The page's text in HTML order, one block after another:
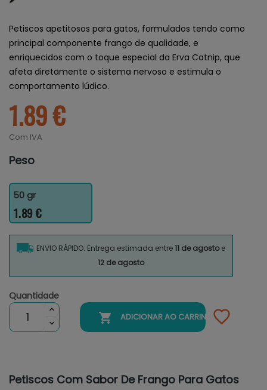
Petiscos apetitosos para gatos, formulados tendo como
principal componente frango de qualidade, e
enriquecidos com o toque especial da Erva Catnip, que
afeta diretamente o sistema nervoso e estimula o
comportamento lúdico.
1.89 €
Com IVA
Peso
50 gr
1.89 €
ENVIO RÁPIDO: Entrega estimada entre11 de agostoe
12 de agosto
Quantidade
 ADICIONAR AO CARRINHO
Petiscos Com Sabor De Frango Para Gatos